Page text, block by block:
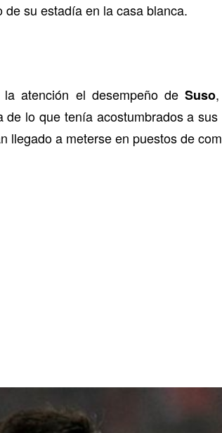
su estadía en la casa blanca.
la atención el desempeño de Suso
de lo que tenía acostumbrados a
llegado a meterse en puestos de